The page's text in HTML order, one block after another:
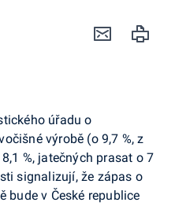
úřadu o
výrobě (o 9,7 %, z
%, jatečných prasat o 7
signalizují, že zápas o
bude v České republice